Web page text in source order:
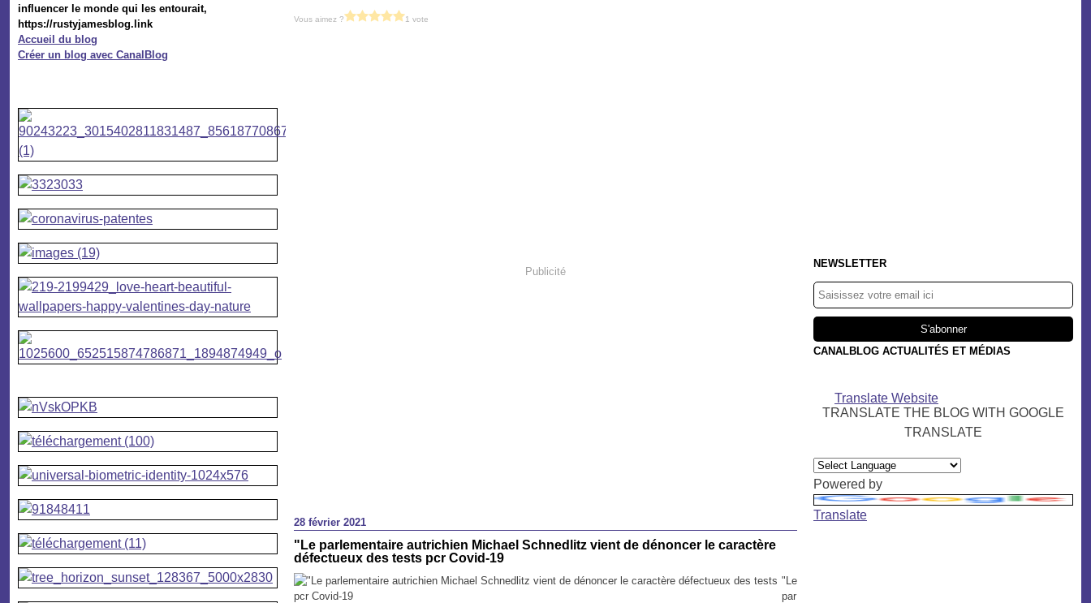
influencer le monde qui les entourait,
https://rustyjamesblog.link
Accueil du blog
Créer un blog avec CanalBlog
Vous aimez ? 1 vote
Publicité
28 février 2021
"Le parlementaire autrichien Michael Schnedlitz vient de dénoncer le caractère
défectueux des tests pcr Covid-19
"Le
par
NEWSLETTER
CANALBLOG ACTUALITÉS ET MÉDIAS
Translate Website
TRANSLATE THE BLOG WITH GOOGLE
TRANSLATE
Powered by
Translate